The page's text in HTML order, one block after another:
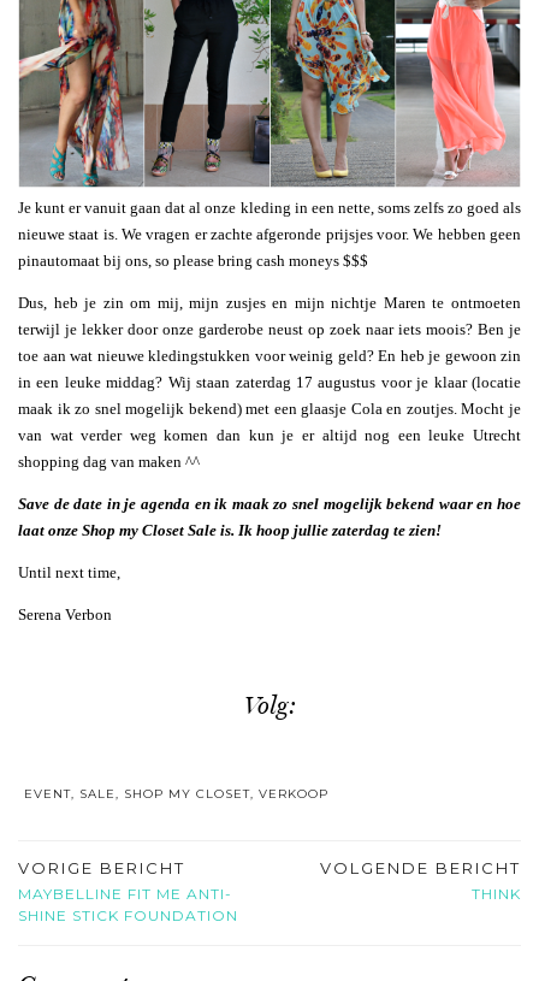
Je kunt er vanuit gaan dat al onze kleding in een nette, soms zelfs zo goed als
nieuwe staat is. We vragen er zachte afgeronde prijsjes voor. We hebben geen
pinautomaat bij ons, so please bring cash moneys $$$
Dus, heb je zin om mij, mijn zusjes en mijn nichtje Maren te ontmoeten
terwijl je lekker door onze garderobe neust op zoek naar iets moois? Ben je
toe aan wat nieuwe kledingstukken voor weinig geld? En heb je gewoon zin
in een leuke middag? Wij staan zaterdag 17 augustus voor je klaar (locatie
maak ik zo snel mogelijk bekend) met een glaasje Cola en zoutjes. Mocht je
van wat verder weg komen dan kun je er altijd nog een leuke Utrecht
shopping dag van maken ^^
Save de date in je agenda en ik maak zo snel mogelijk bekend waar en hoe
laat onze Shop my Closet Sale is. Ik hoop jullie zaterdag te zien!
Until next time,
Serena Verbon
Volg:
EVENT SALE SHOP MY CLOSET VERKOOP
VORIGE BERICHT
MAYBELLINE FIT ME ANTI-
SHINE STICK FOUNDATION
VOLGENDE BERICHT
THINK